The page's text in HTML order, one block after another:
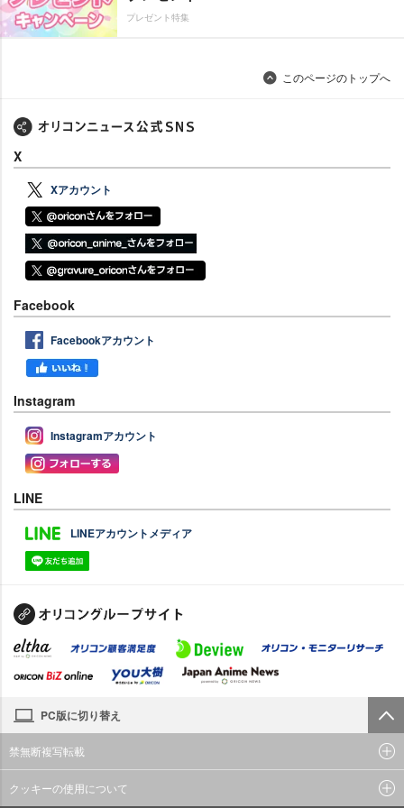
プレゼント特集
このページのトップへ
X
Xアカウント
Facebook
Facebookアカウント
Instagram
Instagramアカウント
LINE
LINEアカウントメディア
PC版に切り替え
禁無断複写転載
クッキーの使用について